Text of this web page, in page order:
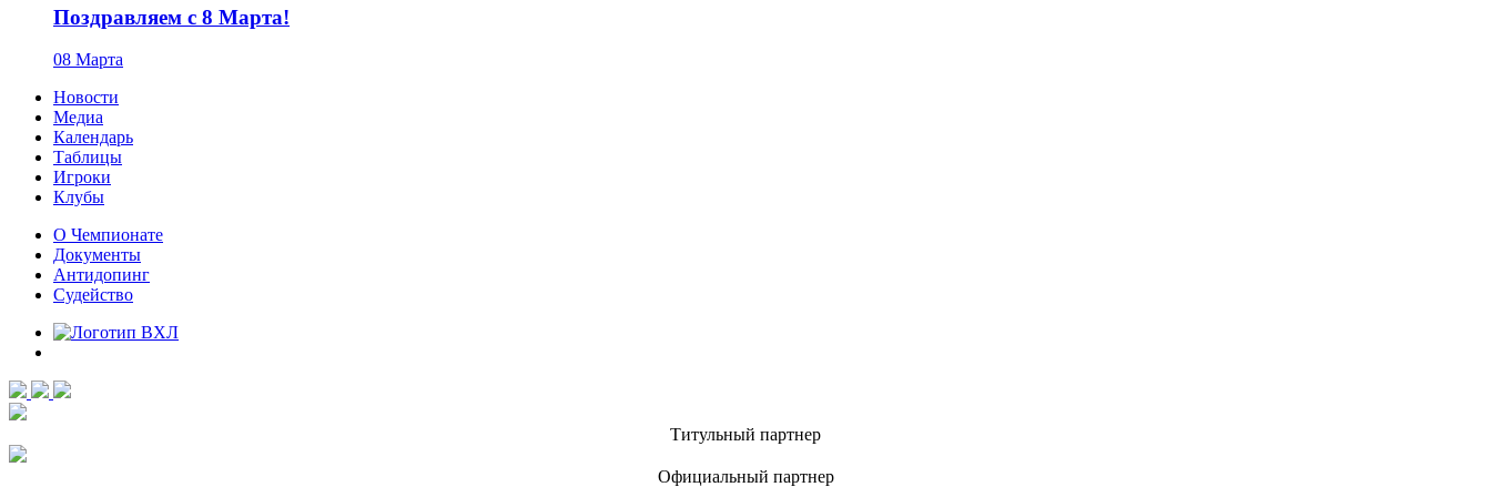
Поздравляем с 8 Марта!
08 Марта
Новости
Медиа
Календарь
Таблицы
Игроки
Клубы
О Чемпионате
Документы
Антидопинг
Судейство
Титульный партнер
Официальный партнер